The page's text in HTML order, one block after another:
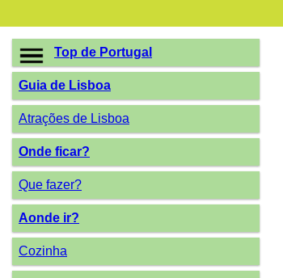
Top de Portugal
Guia de Lisboa
Atrações de Lisboa
Onde ficar?
Que fazer?
Aonde ir?
Cozinha